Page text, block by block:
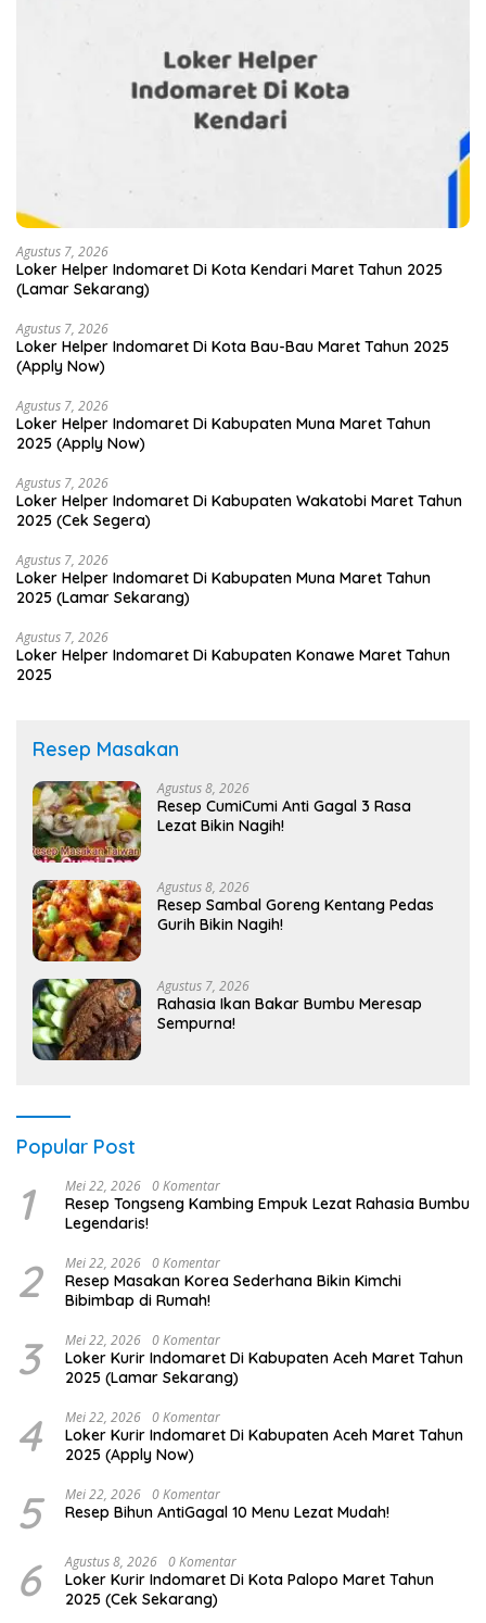
Agustus 7, 2026
Loker Helper Indomaret Di Kota Kendari Maret Tahun 2025
(Lamar Sekarang)
Agustus 7, 2026
Loker Helper Indomaret Di Kota Bau-Bau Maret Tahun 2025
(Apply Now)
Agustus 7, 2026
Loker Helper Indomaret Di Kabupaten Muna Maret Tahun
2025 (Apply Now)
Agustus 7, 2026
Loker Helper Indomaret Di Kabupaten Wakatobi Maret Tahun
2025 (Cek Segera)
Agustus 7, 2026
Loker Helper Indomaret Di Kabupaten Muna Maret Tahun
2025 (Lamar Sekarang)
Agustus 7, 2026
Loker Helper Indomaret Di Kabupaten Konawe Maret Tahun
2025
Resep Masakan
Agustus 8, 2026
Resep CumiCumi Anti Gagal 3 Rasa
Lezat Bikin Nagih!
Agustus 8, 2026
Resep Sambal Goreng Kentang Pedas
Gurih Bikin Nagih!
Agustus 7, 2026
Rahasia Ikan Bakar Bumbu Meresap
Sempurna!
Popular Post
1 Mei 22, 2026 0 Komentar
Resep Tongseng Kambing Empuk Lezat Rahasia Bumbu
Legendaris!
2 Mei 22, 2026 0 Komentar
Resep Masakan Korea Sederhana Bikin Kimchi
Bibimbap di Rumah!
3 Mei 22, 2026 0 Komentar
Loker Kurir Indomaret Di Kabupaten Aceh Maret Tahun
2025 (Lamar Sekarang)
4 Mei 22, 2026 0 Komentar
Loker Kurir Indomaret Di Kabupaten Aceh Maret Tahun
2025 (Apply Now)
5 Mei 22, 2026 0 Komentar
Resep Bihun AntiGagal 10 Menu Lezat Mudah!
6 Agustus 8, 2026 0 Komentar
Loker Kurir Indomaret Di Kota Palopo Maret Tahun
2025 (Cek Sekarang)